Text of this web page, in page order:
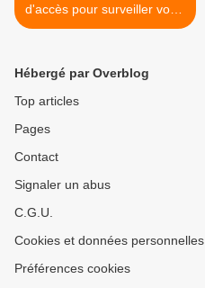
d'accès pour surveiller votre
notoriété
Hébergé par Overblog
Top articles
Pages
Contact
Signaler un abus
C.G.U.
Cookies et données personnelles
Préférences cookies